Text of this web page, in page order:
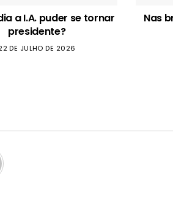
a I.A. puder se tornar
presidente?
DE JULHO DE 2026
Nas